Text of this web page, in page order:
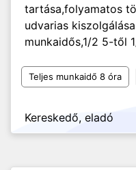
tartása,folyamatos
udvarias
munkaidős,1/2 5-től
Teljes munkaidő 8 óra
Kereskedő, eladó